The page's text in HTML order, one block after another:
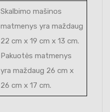
Skalbimo mašinos
matmenys yra maždaug
22 cm x 19 cm x 13 cm.
Pakuotės matmenys
yra maždaug 26 cm x
26 cm x 17 cm.